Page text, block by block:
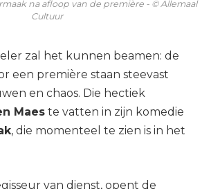
na afloop van de première - © Allemaal
Cultuur
zal het kunnen beamen: de
een première staan steevast
en chaos. Die hectiek
Maes te vatten in zijn komedie
, die momenteel te zien is in het
van dienst, opent de